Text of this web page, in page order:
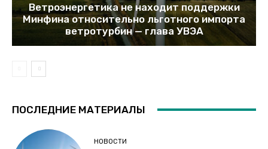
Ветроэнергетика не находит поддержки
Минфина относительно льготного импорта
ветротурбин — глава УВЭА
ПОСЛЕДНИЕ МАТЕРИАЛЫ
НОВОСТИ